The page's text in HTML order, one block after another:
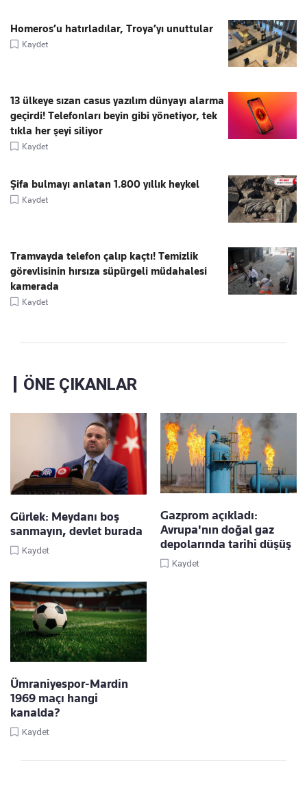
Homeros’u hatırladılar, Troya’yı unuttular
Kaydet
13 ülkeye sızan casus yazılım dünyayı alarma
geçirdi! Telefonları beyin gibi yönetiyor, tek
tıkla her şeyi siliyor
Kaydet
Şifa bulmayı anlatan 1.800 yıllık heykel
Kaydet
Tramvayda telefon çalıp kaçtı! Temizlik
görevlisinin hırsıza süpürgeli müdahalesi
kamerada
Kaydet
ÖNE ÇIKANLAR
Gürlek: Meydanı boş
sanmayın, devlet burada
Kaydet
Gazprom açıkladı:
Avrupa'nın doğal gaz
depolarında tarihi düşüş
Kaydet
Ümraniyespor-Mardin
1969 maçı hangi
kanalda?
Kaydet